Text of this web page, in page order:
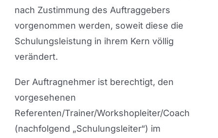
nach Zustimmung des Auftraggebers
vorgenommen werden, soweit diese die
Schulungsleistung in ihrem Kern völlig
verändert.
Der Auftragnehmer ist berechtigt, den
vorgesehenen
Referenten/Trainer/Workshopleiter/Coach
(nachfolgend „Schulungsleiter“) im